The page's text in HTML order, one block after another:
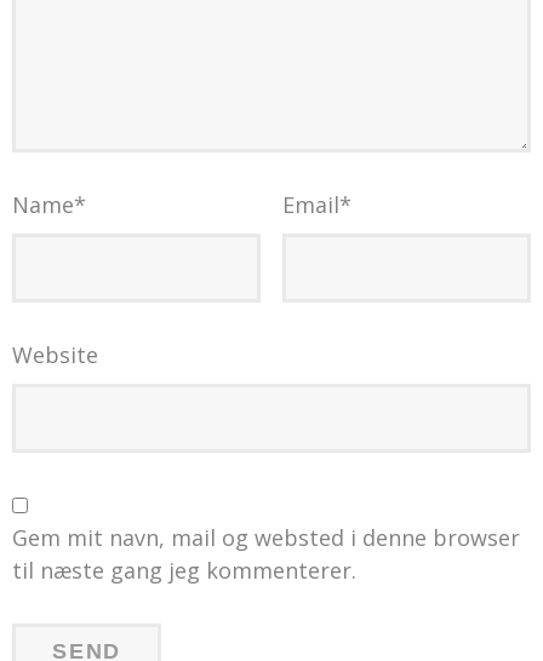
Name* Email*
Website
Gem mit navn, mail og websted i denne browser
til næste gang jeg kommenterer.